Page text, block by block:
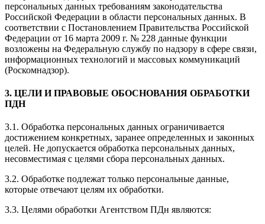
персональных данных требованиям законодательства
Российской Федерации в области персональных данных. В
соответствии с Постановлением Правительства Российской
Федерации от 16 марта 2009 г. № 228 данные функции
возложены на Федеральную службу по надзору в сфере связи,
информационных технологий и массовых коммуникаций
(Роскомнадзор).
3. ЦЕЛИ И ПРАВОВЫЕ ОБОСНОВАНИЯ ОБРАБОТКИ
ПДН
3.1. Обработка персональных данных ограничивается
достижением конкретных, заранее определенных и законных
целей. Не допускается обработка персональных данных,
несовместимая с целями сбора персональных данных.
3.2. Обработке подлежат только персональные данные,
которые отвечают целям их обработки.
3.3. Целями обработки Агентством ПДн являются: